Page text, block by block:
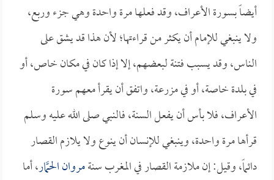
أيضاً بسورة الأعراف، وقد فعلها مرة واحدة وهي جزء وربع،
ولا ينبغي للإمام أن يكثر من قراءتها؛ لأن هذا قد يشق على
الناس، وقد يسبب فتنة لبعضهم، إلا إذا كان في مكان خاص، أو
في بلدة خاصة، أو في مزرعة، واتفق أن يقرأ معهم سورة
الأعراف، فلا بأس أن يفعل السنة، فالنبي صلى الله عليه وسلم
قرأها مرة واحدة، وينبغي للإنسان أن ينوع ولا يلازم القصار
دائماً، وقيل: إن ملازمة القصار في المغرب سنةمروان الحمَّار، أما